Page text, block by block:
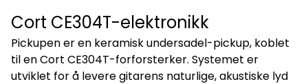
Cort CE304T-elektronikk
Pickupen er en keramisk undersadel-pickup, koblet
til en Cort CE304T-forforsterker. Systemet er
utviklet for å levere gitarens naturlige, akustiske lyd